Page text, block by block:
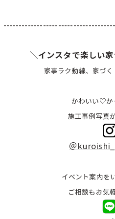
＼インスタで楽しい
家事ラク動線、家づく
かわいい♡か
施工事例写真
＠
イベント案内を
ご相談もお気